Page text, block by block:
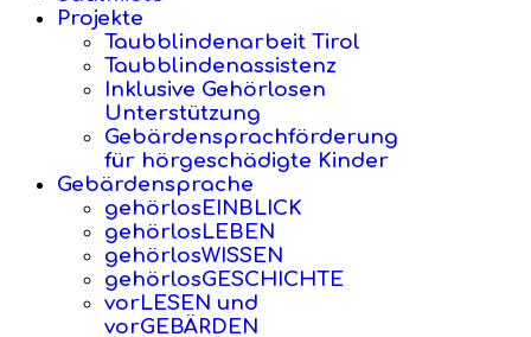
Projekte
Taubblindenarbeit Tirol
Taubblindenassistenz
Inklusive Gehörlosen
Unterstützung
Gebärdensprachförderung
für hörgeschädigte Kinder
Gebärdensprache
gehörlosEINBLICK
gehörlosLEBEN
gehörlosWISSEN
gehörlosGESCHICHTE
vorLESEN und
vorGEBÄRDEN